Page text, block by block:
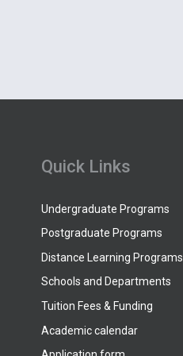
Quick Links
Undergraduate Programs
Postgraduate Programs
Distance Learning Programs
Schools and Departments
Tuition Fees & Funding
Academic calendar